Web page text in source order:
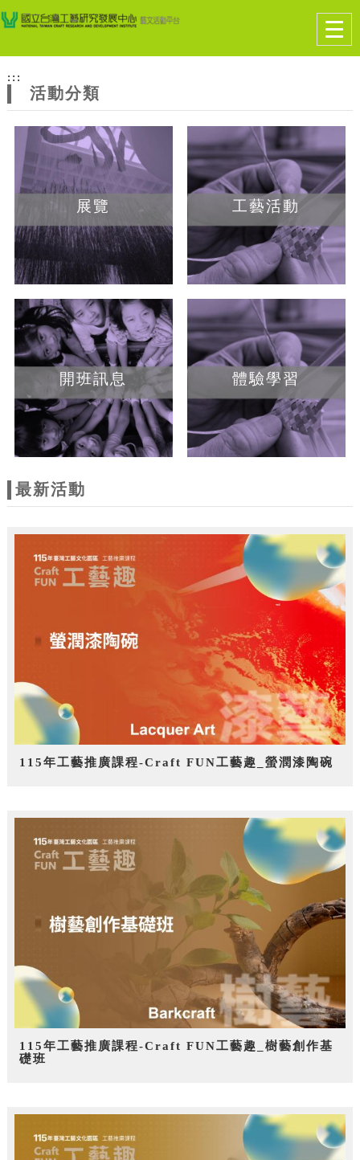
網
站
主
題
跳到主要內容
網站導覽
:::
活動分類
展覽 工藝活動
開班訊息 體驗學習
最新活動
115年工藝推廣課程-Craft FUN工藝趣_螢潤漆陶碗
115年工藝推廣課程-Craft FUN工藝趣_樹藝創作基
礎班